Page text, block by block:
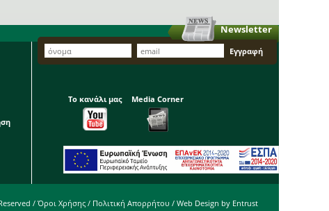
Newsletter
Το κανάλι μας Media Corner
/ Όροι Χρήσης / Πολιτική Απορρήτου / Web Design by Entrust